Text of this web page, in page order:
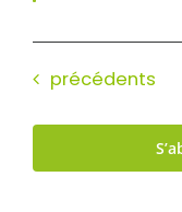
Évènements
précédents